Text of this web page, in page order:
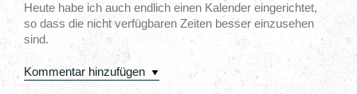
Heute habe ich auch endlich einen Kalender eingerichtet,
so dass die nicht verfügbaren Zeiten besser einzusehen
sind.
Kommentar hinzufügen